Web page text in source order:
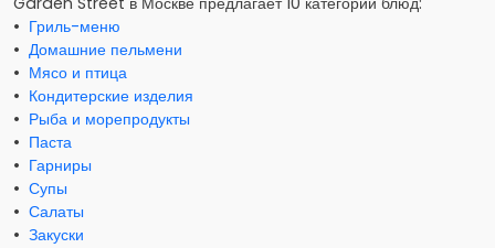
• Гриль-меню
• Домашние пельмени
• Мясо и птица
• Кондитерские изделия
• Рыба и морепродукты
• Паста
• Гарниры
• Супы
• Салаты
• Закуски